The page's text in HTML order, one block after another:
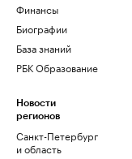
Финансы
Биографии
База знаний
РБК Образование
Новости
регионов
Санкт-Петербург
и область